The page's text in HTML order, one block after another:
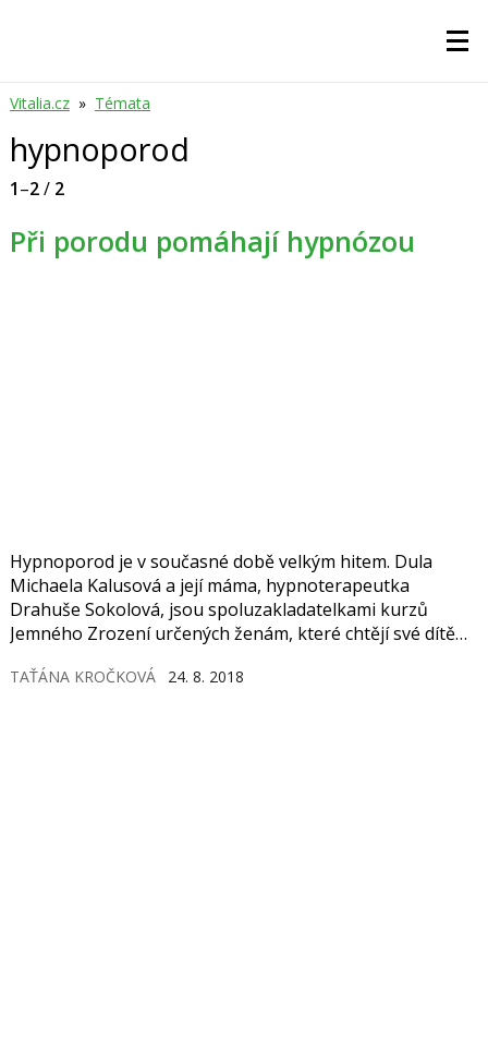
Vitalia.cz » Témata
hypnoporod
1–2/ 2
Při porodu pomáhají hypnózou
Hypnoporod je v současné době velkým hitem. Dula
Michaela Kalusová a její máma, hypnoterapeutka
Drahuše Sokolová, jsou spoluzakladatelkami kurzů
Jemného Zrození určených ženám, které chtějí své dítě
TAŤÁNA KROČKOVÁ 24. 8. 2018